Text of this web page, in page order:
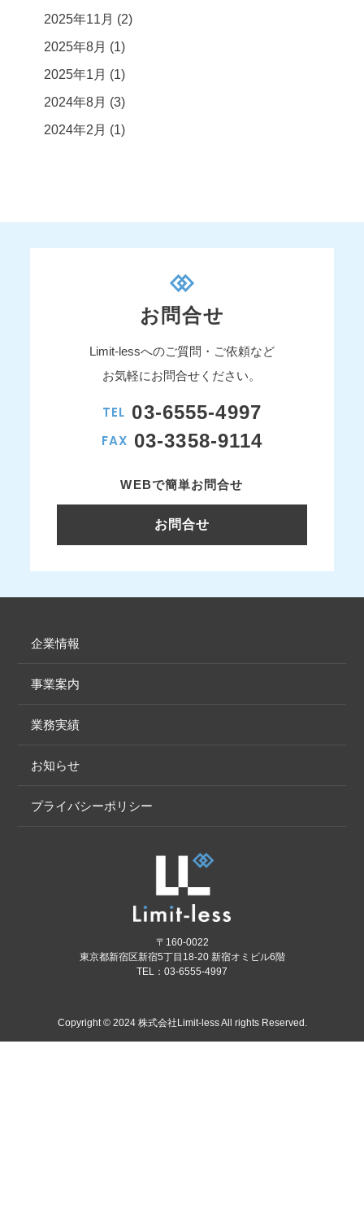
2025年11月 (2)
2025年8月 (1)
2025年1月 (1)
2024年8月 (3)
2024年2月 (1)
お問合せ
Limit-lessへのご質問・ご依頼など
お気軽にお問合せください。
TEL 03-6555-4997
FAX 03-3358-9114
WEBで簡単お問合せ
お問合せ
〒160-0022
東京都新宿区新宿5丁目18-20 新宿オミビル6階
TEL：03-6555-4997
企業情報
事業案内
業務実績
お知らせ
プライバシーポリシー
Copyright © 2024 株式会社Limit-less All rights Reserved.